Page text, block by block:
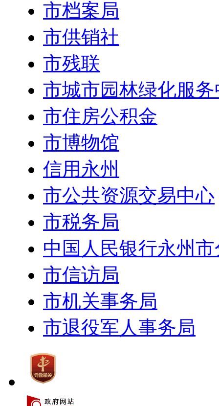
市档案局
市供销社
市残联
市城市园林绿化服
市住房公积金
市博物馆
信用永州
市公共资源交易中心
市税务局
中国人民银行永州
市信访局
市机关事务局
市退役军人事务局